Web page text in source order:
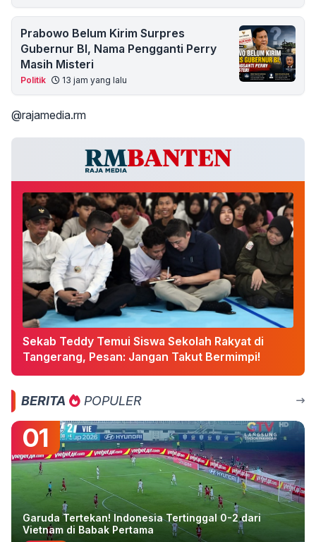
Prabowo Belum Kirim Surpres
Gubernur BI, Nama Pengganti Perry
Masih Misteri
Politik 13 jam yang lalu
@rajamedia.rm
Sekab Teddy Temui Siswa Sekolah Rakyat di
Tangerang, Pesan: Jangan Takut Bermimpi!
BERITA POPULER
01
Garuda Tertekan! Indonesia Tertinggal 0-2 dari
Vietnam di Babak Pertama